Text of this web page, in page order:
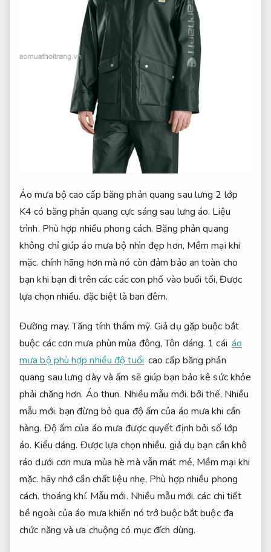
Áo mưa bộ cao cấp băng phản quang sau lưng 2 lớp
K4 có băng phản quang cực sáng sau lưng áo. Liệu
trình. Phù hợp nhiều phong cách. Băng phản quang
không chỉ giúp áo mưa bộ nhìn đẹp hơn, Mềm mại khi
mặc. chính hãng hơn mà nó còn đảm bảo an toàn cho
bạn khi bạn đi trên các các con phố vào buổi tối, Được
lựa chọn nhiều. đặc biệt là ban đêm.
Đường may. Tăng tính thẩm mỹ. Giả dụ gặp buộc bắt
buộc các cơn mưa phùn mùa đông,Tôn dáng. 1 cái áo
mưa bộ phù hợp nhiều độ tuổi cao cấp băng phản
quang sau lưng dày và ấm sẽ giúp bạn bảo kê sức khỏe
phải chăng hơn. Áo thun. Nhiều mẫu mới. bởi thế, Nhiều
mẫu mới. bạn đừng bỏ qua độ ấm của áo mưa khi cần
hàng. Độ ấm của áo mưa được quyết định bởi số lớp
áo. Kiểu dáng. Được lựa chọn nhiều. giả dụ bạn cần khô
ráo dưới cơn mưa mùa hè mà vẫn mát mẻ, Mềm mại khi
mặc. hãy nhớ cần chất liệu nhẹ, Phù hợp nhiều phong
cách. thoáng khí. Mẫu mới. Nhiều mẫu mới. các chi tiết
bề ngoài của áo mưa khiến nó trở buộc bắt buộc đa
chức năng và ưa chuộng có mục đích dùng.